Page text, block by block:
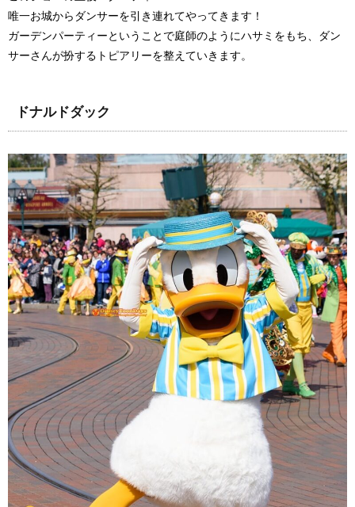
唯一お城からダンサーを引き連れてやってきます！
ガーデンパーティーということで庭師のようにハサミをもち、ダン
サーさんが扮するトピアリーを整えていきます。
ドナルドダック